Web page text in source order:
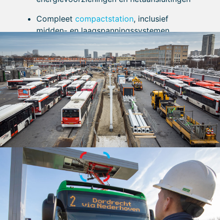
gegevens adviseert Batenburg over de juiste
laadstrategie: snelladen tijdens pauzes of
nachtladen voor maximale efficiëntie. Wij
ontwerpen laadinfrastructuur zowel voor
bestaande locaties als voor nieuw te
ontwikkelen terreinen.
Compleet compactstation, inclusief
midden- en laagspanningssystemen
Beveiligingsoplossingenzoals
toegangscontrole en cameratoezicht
Met onze expertise zorgen wij voor een
efficiënte en betrouwbare laadoplossing,
volledig afgestemd op uw logistieke proces.
Service, beheer en onderhoud
van uw laadplein